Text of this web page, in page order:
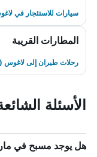
سيارات للاستئجار في
المطارات القريبة
رحلات طيران إلى لاغوس
الأسئلة
هل يوجد مسبح في